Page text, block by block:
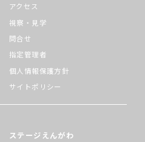
アクセス
視察・見学
問合せ
指定管理者
個人情報保護方針
サイトポリシー
ステージえんがわ